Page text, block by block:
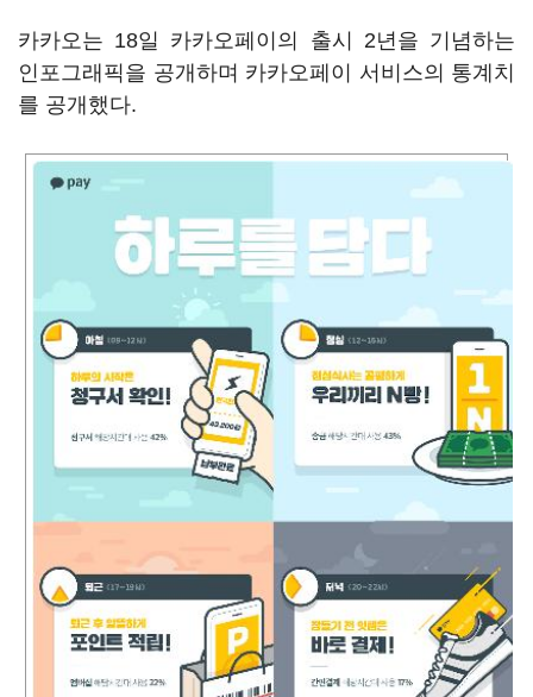
카카오는 18일 카카오페이의 출시 2년을 기념하는
인포그래픽을 공개하며 카카오페이 서비스의 통계치
를 공개했다.